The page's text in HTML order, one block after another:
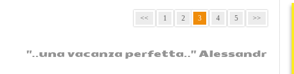
<< 1 2 3 4 5 >>
vacanza perfetta.." Alessandra e Daniele